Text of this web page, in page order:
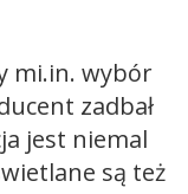
mi.in. wybór
zadbał
jest niemal
są też